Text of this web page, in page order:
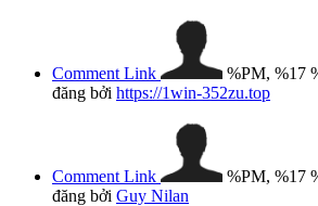
Comment Link
%PM, %17
đăng bởi https://1win-352zu.top
Comment Link
%PM, %17
đăng bởi Guy Nilan